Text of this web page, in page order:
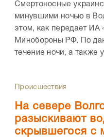
Смертоносные
минувшими ночью в
этом, как передает ИА
Минобороны РФ. По
течение ночи, а также
Происшествия
На севере
разыскивают
скрывшегося с